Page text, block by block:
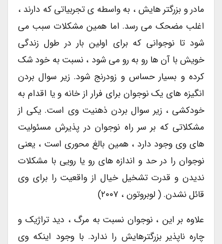
مادر و بزرگتر هایش ، به واسطه ی تجربیاتی که دارند ،
اغلب مضحک می رسد. اما همین مشکلات سبب می
شود تا نوجوانی که برای اولین بار در طول زندگی
خویش با آن ها رو به رو می شود ، نسبت به خود شک
کرده و بسیار حساس و زودرنج شود. زیر سوال بردن
انگیزه های یک نوجوان برای فرار از خانه و یا اقدام به
خودکشی ، زیر سوال بردن ذهنیت وی است. یکی از
مشکلاتی که بر سر راه نوجوان در پذیرش مسئولیت
های وی وجود دارد ، همین بالغ محوری است ، یعنی
نوجوان را در حد و اندازه های رو یا رویی با مشکلات
ندیدن و قدرت تشخیل خیال از واقعیت را برای وی
قائل نشدن. ( لوبروتون ، ۲۰۰۷)
علاوه بر این ، نوجوان نسبت به مرگ ، دید تراژیک و
چاره ناپذیر بزرگترهایش را ندارد. با وجود اینکه وی